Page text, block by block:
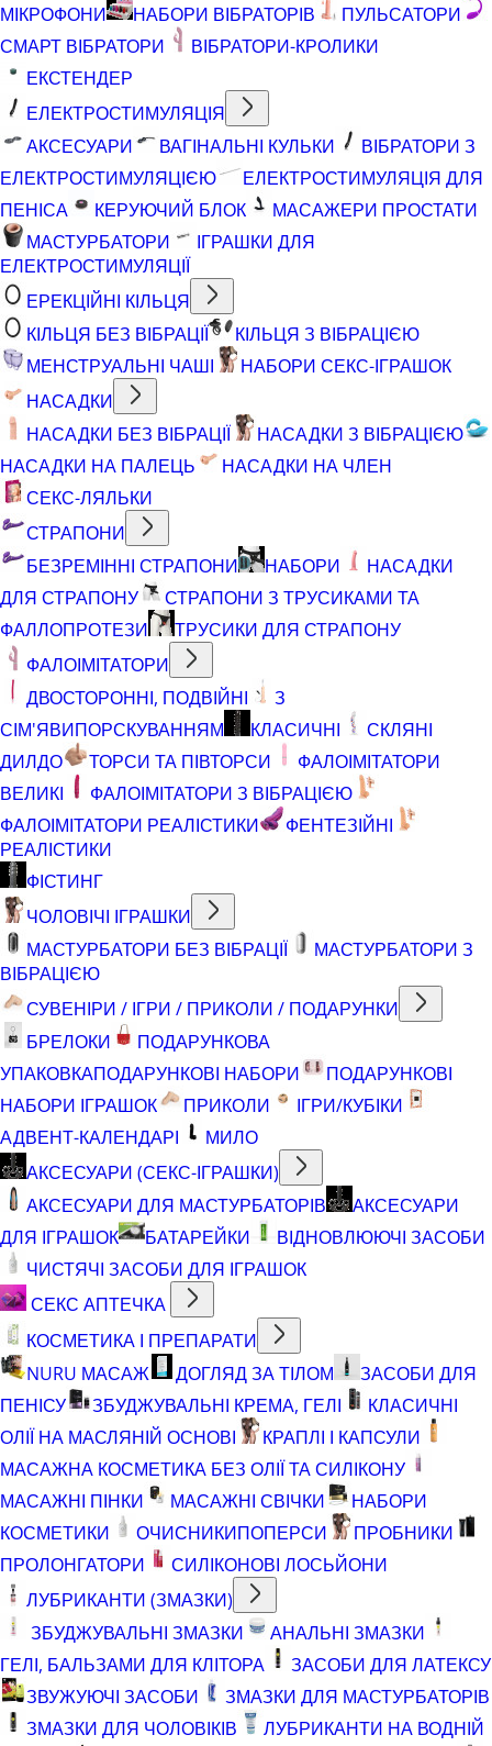
МІКРОФОНИ
НАБОРИ ВІБРАТОРІВ
ПУЛЬСАТОРИ
СМАРТ ВІБРАТОРИ
ВІБРАТОРИ-КРОЛИКИ
ЕКСТЕНДЕР
ЕЛЕКТРОСТИМУЛЯЦІЯ
АКСЕСУАРИ
ВАГІНАЛЬНІ КУЛЬКИ
ВІБРАТОРИ З
ЕЛЕКТРОСТИМУЛЯЦІЄЮ
ЕЛЕКТРОСТИМУЛЯЦІЯ ДЛЯ
ПЕНІСА
КЕРУЮЧИЙ БЛОК
МАСАЖЕРИ ПРОСТАТИ
МАСТУРБАТОРИ
ІГРАШКИ ДЛЯ
ЕЛЕКТРОСТИМУЛЯЦІЇ
ЕРЕКЦІЙНІ КІЛЬЦЯ
КІЛЬЦЯ БЕЗ ВІБРАЦІЇ
КІЛЬЦЯ З ВІБРАЦІЄЮ
МЕНСТРУАЛЬНІ ЧАШІ
НАБОРИ СЕКС-ІГРАШОК
НАСАДКИ
НАСАДКИ БЕЗ ВІБРАЦІЇ
НАСАДКИ З ВІБРАЦІЄЮ
НАСАДКИ НА ПАЛЕЦЬ
НАСАДКИ НА ЧЛЕН
СЕКС-ЛЯЛЬКИ
СТРАПОНИ
БЕЗРЕМІННІ СТРАПОНИ
НАБОРИ
НАСАДКИ
ДЛЯ СТРАПОНУ
СТРАПОНИ З ТРУСИКАМИ ТА
ФАЛЛОПРОТЕЗИ
ТРУСИКИ ДЛЯ СТРАПОНУ
ФАЛОІМІТАТОРИ
ДВОСТОРОННІ, ПОДВІЙНІ
З
СІМ'ЯВИПОРСКУВАННЯМ
КЛАСИЧНІ
СКЛЯНІ
ДИЛДО
ТОРСИ ТА ПІВТОРСИ
ФАЛОІМІТАТОРИ
ВЕЛИКІ
ФАЛОІМІТАТОРИ З ВІБРАЦІЄЮ
ФАЛОІМІТАТОРИ РЕАЛІСТИКИ
ФЕНТЕЗІЙНІ
РЕАЛІСТИКИ
ФІСТИНГ
ЧОЛОВІЧІ ІГРАШКИ
МАСТУРБАТОРИ БЕЗ ВІБРАЦІЇ
МАСТУРБАТОРИ З
ВІБРАЦІЄЮ
СУВЕНІРИ / ІГРИ / ПРИКОЛИ / ПОДАРУНКИ
БРЕЛОКИ
ПОДАРУНКОВА
УПАКОВКАПОДАРУНКОВІ НАБОРИ
ПОДАРУНКОВІ
НАБОРИ ІГРАШОК
ПРИКОЛИ
ІГРИ/КУБІКИ
АДВЕНТ-КАЛЕНДАРІ
МИЛО
АКСЕСУАРИ (СЕКС-ІГРАШКИ)
АКСЕСУАРИ ДЛЯ МАСТУРБАТОРІВ
АКСЕСУАРИ
ДЛЯ ІГРАШОК
БАТАРЕЙКИ
ВІДНОВЛЮЮЧІ ЗАСОБИ
ЧИСТЯЧІ ЗАСОБИ ДЛЯ ІГРАШОК
СЕКС АПТЕЧКА
КОСМЕТИКА І ПРЕПАРАТИ
NURU МАСАЖ
ДОГЛЯД ЗА ТІЛОМ
ЗАСОБИ ДЛЯ
ПЕНІСУ
ЗБУДЖУВАЛЬНІ КРЕМА, ГЕЛІ
КЛАСИЧНІ
ОЛІЇ НА МАСЛЯНІЙ ОСНОВІ
КРАПЛІ І КАПСУЛИ
МАСАЖНА КОСМЕТИКА БЕЗ ОЛІЇ ТА СИЛІКОНУ
МАСАЖНІ ПІНКИ
МАСАЖНІ СВІЧКИ
НАБОРИ
КОСМЕТИКИ
ОЧИСНИКИПОПЕРСИ
ПРОБНИКИ
ПРОЛОНГАТОРИ
СИЛІКОНОВІ ЛОСЬЙОНИ
ЛУБРИКАНТИ (ЗМАЗКИ)
ЗБУДЖУВАЛЬНІ ЗМАЗКИ
АНАЛЬНІ ЗМАЗКИ
ГЕЛІ, БАЛЬЗАМИ ДЛЯ КЛІТОРА
ЗАСОБИ ДЛЯ ЛАТЕКСУ
ЗВУЖУЮЧІ ЗАСОБИ
ЗМАЗКИ ДЛЯ МАСТУРБАТОРІВ
ЗМАЗКИ ДЛЯ ЧОЛОВІКІВ
ЛУБРИКАНТИ НА ВОДНІЙ